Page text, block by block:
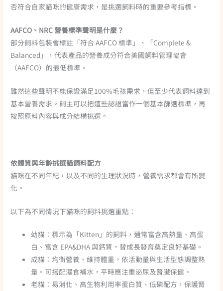
否符合自家貓咪的健康需求，是挑選飼料時的重要參考指標。
AAFCO、NRC 營養標準聲明是什麼？
部分飼料包裝會標註「符合 AAFCO 標準」、「Complete &
Balanced」，代表產品的營養成分符合美國飼料管理協會
（AAFCO）的最低標準。
雖然這些聲明不能保證滿足100%毛孩需求，但至少代表飼料達到
基本營養需求。飼主可以把這些認證當作一個基本篩選標準，再
按照原料內容與成分結構挑選。
依體質與年齡挑選貓飼料配方
貓咪在不同年紀，以及不同的生理狀況時，營養需求都會有所變
化。
以下為不同情況下貓咪的飼料挑選重點：
幼貓：標示為「Kitten」的飼料，通常富含高熱量、高蛋
白、富含 EPA&DHA 與鈣質，替成長發育奠定良好基礎。
成貓：均衡營養、維持體重，依活動量與生活型態調整熱
量。可搭配濕食補水，平時應注重泌尿及腎臟保健。
老貓：易消化、高生物利用率蛋白質、低磷配方，保護腎